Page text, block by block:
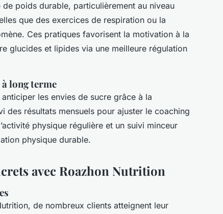
poids durable, particulièrement au niveau
que des exercices de respiration ou la
Ces pratiques favorisent la motivation à la
glucides et lipides via une meilleure régulation
long terme
les envies de sucre grâce à la
des résultats mensuels pour ajuster le coaching
physique régulière et un suivi minceur
physique durable.
avec Roazhon Nutrition
de nombreux clients atteignent leur